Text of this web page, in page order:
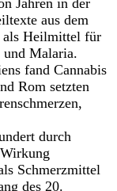
Jahren in der
aus dem
als Heilmittel für
und Malaria.
fand Cannabis
Rom setzten
durch
Schmerzmittel
des 20.